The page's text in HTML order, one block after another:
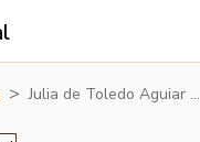
Julia de Toledo Aguiar …